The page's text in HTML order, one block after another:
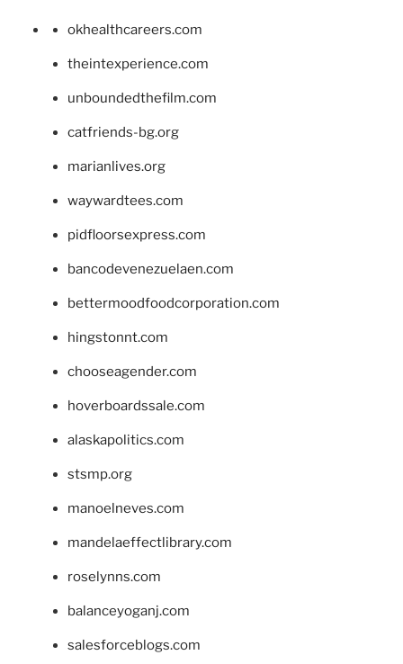
okhealthcareers.com
theintexperience.com
unboundedthefilm.com
catfriends-bg.org
marianlives.org
waywardtees.com
pidfloorsexpress.com
bancodevenezuelaen.com
bettermoodfoodcorporation.com
hingstonnt.com
chooseagender.com
hoverboardssale.com
alaskapolitics.com
stsmp.org
manoelneves.com
mandelaeffectlibrary.com
roselynns.com
balanceyoganj.com
salesforceblogs.com